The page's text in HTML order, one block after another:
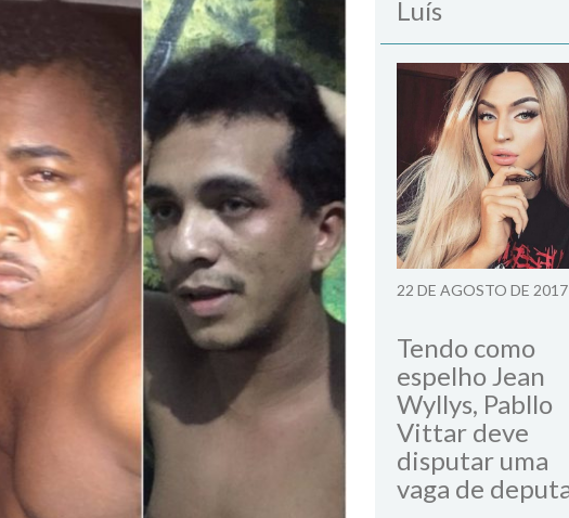
Luís
22 DE AGOSTO DE 2017
Tendo como
espelho Jean
Wyllys, Pabllo
Vittar deve
disputar uma
vaga de